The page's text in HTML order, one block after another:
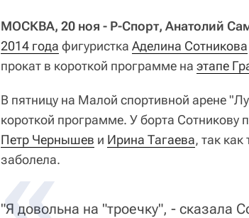
МОСКВА, 20 ноя - Р-Спорт, Анатолий
2014 года фигуристка Аделина Сотникова
прокат в короткой программе на этапе
В пятницу на Малой спортивной арене
короткой программе. У борта
Петр Чернышев и Ирина Тагаева, так как
заболела.
"Я довольна на "троечку", - сказала